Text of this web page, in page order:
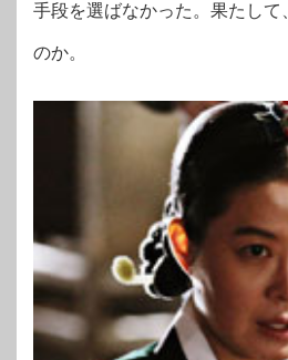
手段を選ばなかった。果たして
のか。